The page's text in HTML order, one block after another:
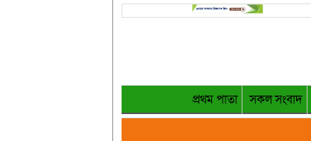
প্রথম পাতা সকল সংবাদ